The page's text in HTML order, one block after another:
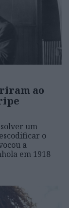
ao
um
o
a
em 1918